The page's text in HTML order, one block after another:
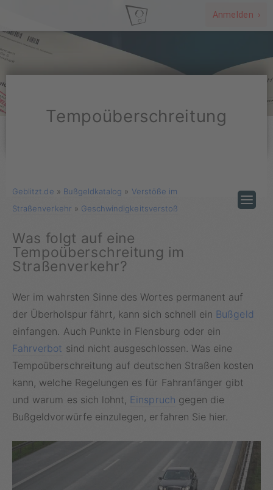
Anmelden ›
Tempoüberschreitung
Geblitzt.de » Bußgeldkatalog » Verstöße im
Straßenverkehr » Geschwindigkeitsverstoß
Was folgt auf eine
Tempoüberschreitung im
Straßenverkehr?
Wer im wahrsten Sinne des Wortes permanent auf
der Überholspur fährt, kann sich schnell ein Bußgeld
einfangen. Auch Punkte in Flensburg oder ein
Fahrverbot sind nicht ausgeschlossen. Was eine
Tempoüberschreitung auf deutschen Straßen kosten
kann, welche Regelungen es für Fahranfänger gibt
und warum es sich lohnt, Einspruch gegen die
Bußgeldvorwürfe einzulegen, erfahren Sie hier.